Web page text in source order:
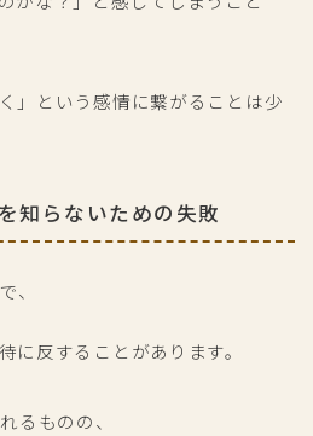
」という感情に繋がることは少
知らないための失敗
、
に反することがあります。
るものの、